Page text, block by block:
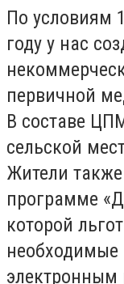
По условиям
году у нас
первичной
В составе
сельской
Жители
программе
которой
электронным